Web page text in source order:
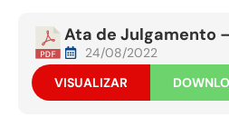
Ata de Julgamento
24/08/2022
VISUALIZAR